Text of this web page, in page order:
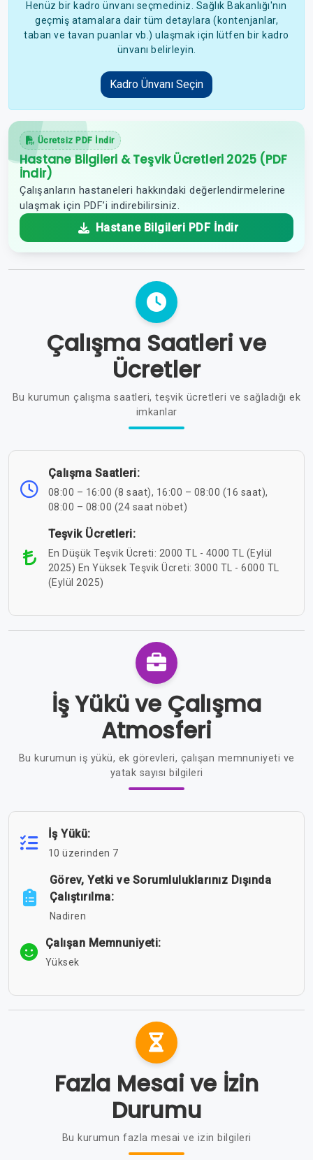
Henüz bir kadro ünvanı seçmediniz. Sağlık Bakanlığı'nın
geçmiş atamalara dair tüm detaylara (kontenjanlar,
taban ve tavan puanlar vb.) ulaşmak için lütfen bir kadro
ünvanı belirleyin.
Kadro Ünvanı Seçin
Ücretsiz PDF İndir
Hastane Bilgileri & Teşvik Ücretleri 2025 (PDF
İndir)
Çalışanların hastaneleri hakkındaki değerlendirmelerine
ulaşmak için PDF’i indirebilirsiniz.
Hastane Bilgileri PDF İndir
Çalışma Saatleri ve
Ücretler
Bu kurumun çalışma saatleri, teşvik ücretleri ve sağladığı ek
imkanlar
Çalışma Saatleri:
08:00 – 16:00 (8 saat), 16:00 – 08:00 (16 saat),
08:00 – 08:00 (24 saat nöbet)
Teşvik Ücretleri:
En Düşük Teşvik Ücreti: 2000 TL - 4000 TL (Eylül
2025) En Yüksek Teşvik Ücreti: 3000 TL - 6000 TL
(Eylül 2025)
İş Yükü ve Çalışma
Atmosferi
Bu kurumun iş yükü, ek görevleri, çalışan memnuniyeti ve
yatak sayısı bilgileri
İş Yükü:
10 üzerinden 7
Görev, Yetki ve Sorumluluklarınız Dışında
Çalıştırılma:
Nadiren
Çalışan Memnuniyeti:
Yüksek
Fazla Mesai ve İzin
Durumu
Bu kurumun fazla mesai ve izin bilgileri